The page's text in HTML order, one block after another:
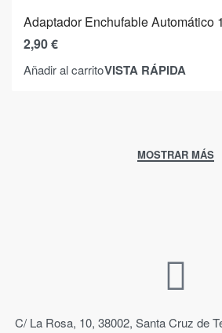
Adaptador Enchufable Automático
2,90€
Añadir al carritoVISTA RÁPIDA
C/ La Rosa, 10, 38002, Santa Cruz de